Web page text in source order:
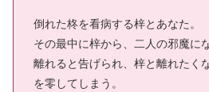
倒れた柊を看病する梓とあなた。
その最中に梓から、二人の邪魔に
離れると告げられ、梓と離れたく
を零してしまう。